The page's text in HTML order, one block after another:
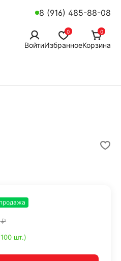
8 (916) 485-88-08
Войти
0
Избранное
0
Корзина
₽
шт.)